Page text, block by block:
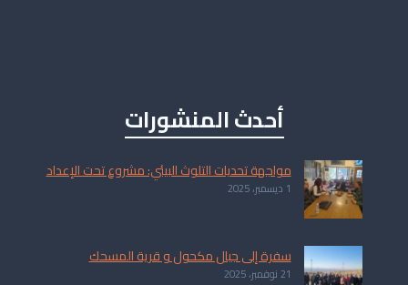
أحدث المنشورات
مواجهة تحديات التلوث البيئي: مشروع تحت الإعداد
1 ديسمبر، 2025
سفرة إلى جبال مكحول و قرية المسحك
21 نوفمبر، 2025